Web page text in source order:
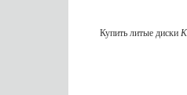
Купить литые диски